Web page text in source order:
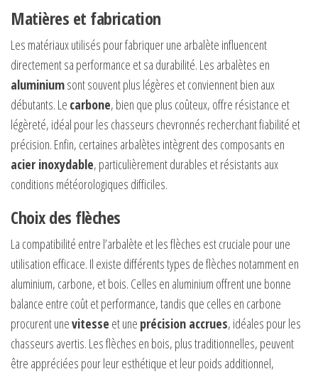
Matières et fabrication
Les matériaux utilisés pour fabriquer une arbalète influencent
directement sa performance et sa durabilité. Les arbalètes en
aluminiumsont souvent plus légères et conviennent bien aux
débutants. Le carbone, bien que plus coûteux, offre résistance et
légèreté, idéal pour les chasseurs chevronnés recherchant fiabilité et
précision. Enfin, certaines arbalètes intègrent des composants en
acier inoxydable, particulièrement durables et résistants aux
conditions météorologiques difficiles.
Choix des flèches
La compatibilité entre l’arbalète et les flèches est cruciale pour une
utilisation efficace. Il existe différents types de flèches notamment en
aluminium, carbone, et bois. Celles en aluminium offrent une bonne
balance entre coût et performance, tandis que celles en carbone
procurent unevitesse et une précision accrues, idéales pour les
chasseurs avertis. Les flèches en bois, plus traditionnelles, peuvent
être appréciées pour leur esthétique et leur poids additionnel,